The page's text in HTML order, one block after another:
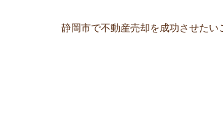
静岡市で不動産売却を成功させた